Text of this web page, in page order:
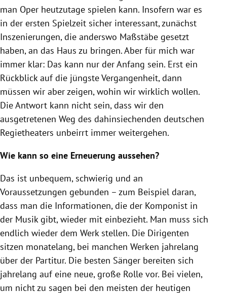
man Oper heutzutage spielen kann. Insofern war es
in der ersten Spielzeit sicher interessant, zunächst
Inszenierungen, die anderswo Maßstäbe gesetzt
haben, an das Haus zu bringen. Aber für mich war
immer klar: Das kann nur der Anfang sein. Erst ein
Rückblick auf die jüngste Vergangenheit, dann
müssen wir aber zeigen, wohin wir wirklich wollen.
Die Antwort kann nicht sein, dass wir den
ausgetretenen Weg des dahinsiechenden deutschen
Regietheaters unbeirrt immer weitergehen.
Wie kann so eine Erneuerung aussehen?
Das ist unbequem, schwierig und an
Voraussetzungen gebunden – zum Beispiel daran,
dass man die Informationen, die der Komponist in
der Musik gibt, wieder mit einbezieht. Man muss sich
endlich wieder dem Werk stellen. Die Dirigenten
sitzen monatelang, bei manchen Werken jahrelang
über der Partitur. Die besten Sänger bereiten sich
jahrelang auf eine neue, große Rolle vor. Bei vielen,
um nicht zu sagen bei den meisten der heutigen